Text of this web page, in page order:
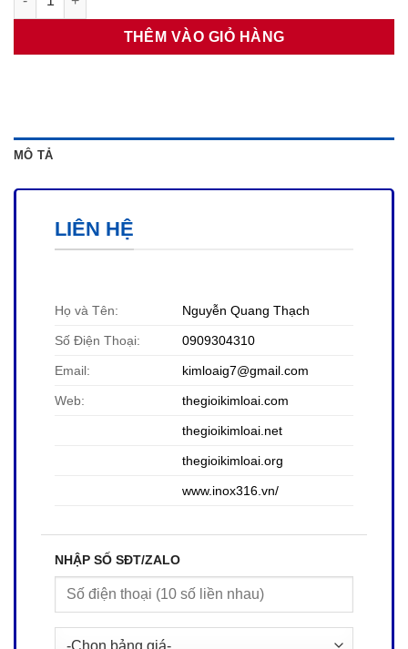
THÊM VÀO GIỎ HÀNG
MÔ TẢ
LIÊN HỆ
Họ và Tên: Nguyễn Quang Thạch
Số Điện Thoại: 0909304310
Email: kimloaig7@gmail.com
Web: thegioikimloai.com
thegioikimloai.net
thegioikimloai.org
www.inox316.vn/
NHẬP SỐ SĐT/ZALO